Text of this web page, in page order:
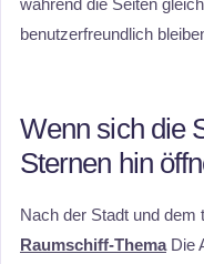
während die Seiten
benutzerfreundlich
Wenn sich die
Sternen hin
Nach der Stadt und dem
Raumschiff-ThemaDie